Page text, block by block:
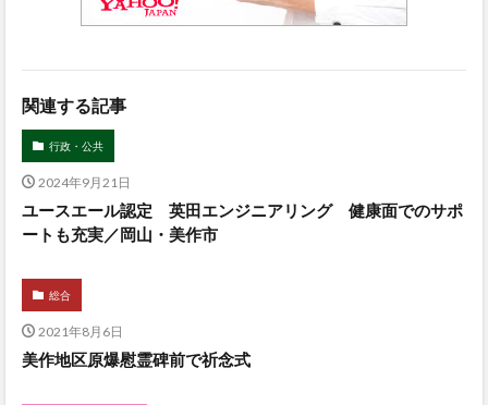
関連する記事
行政・公共
2024年9月21日
ユースエール認定 英田エンジニアリング 健康面でのサポ
ートも充実／岡山・美作市
総合
2021年8月6日
美作地区原爆慰霊碑前で祈念式